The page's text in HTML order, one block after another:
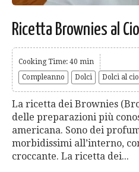
Ricetta Brownies al
Cooking Time: 40 min
Compleanno
Dolci Dolci al
La ricetta dei Brownies
delle preparazioni più
americana. Sono dei
morbidissimi all’interno,
croccante. La ricetta dei...